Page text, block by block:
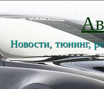
Новости, тюнинг,